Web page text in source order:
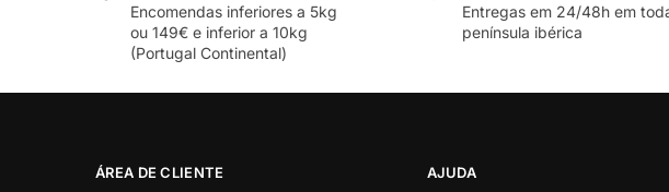
Encomendas inferiores a 5kg
ou 149€ e inferior a 10kg
(Portugal Continental)
Entregas em 24/48h em
península ibérica
ÁREA DE CLIENTE AJUDA